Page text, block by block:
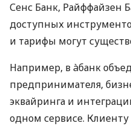
Сенс Банк, Райффайзен
доступных
и тарифы могут
Например, в àбанк
предпринимателя,
эквайринга и
одном сервисе. Клиенту